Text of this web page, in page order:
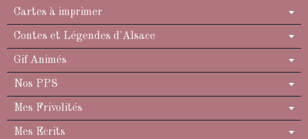
Cartes à imprimer
Contes et Légendes d'Alsace
Gif Animés
Nos PPS
Mes Frivolités
Mes Ecrits